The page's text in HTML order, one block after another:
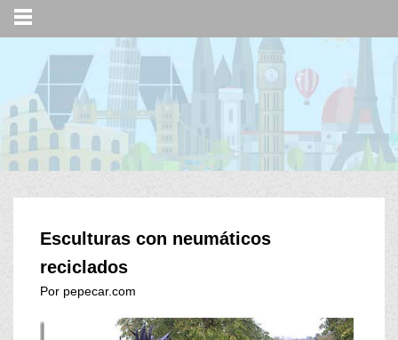
Esculturas con neumáticos
reciclados
Por pepecar.com